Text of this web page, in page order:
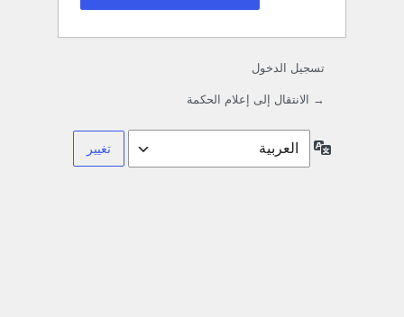
تسجيل الدخول
→ الانتقال إلى إعلام الحكمة
اللغة